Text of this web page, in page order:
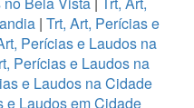
| Trt, Art, Perícias e
Perícias e Laudos na
Perícias e Laudos na
e Laudos na Cidade
e Laudos em Cidade